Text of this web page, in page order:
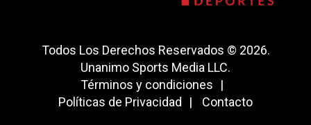
Todos Los Derechos Reservados © 2026.
Unanimo Sports Media LLC.
Términos y condiciones
Políticas de Privacidad
Contacto